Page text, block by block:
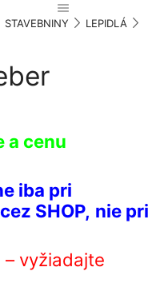
STAVEBNINY
LEPIDLÁ
a cenu
iba pri
SHOP, nie pri
vyžiadajte